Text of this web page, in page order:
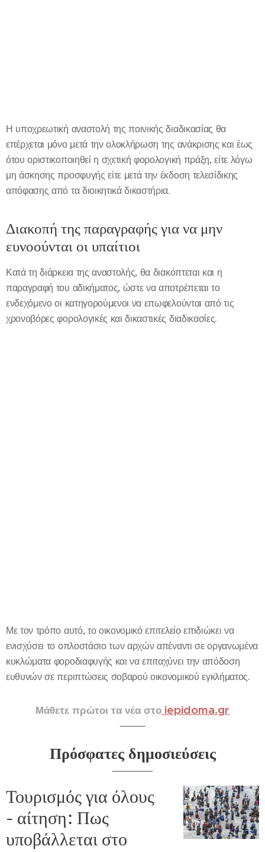
Η υποχρεωτική αναστολή της ποινικής διαδικασίας θα
επέρχεται μόνο μετά την ολοκλήρωση της ανάκρισης και έως
ότου οριστικοποιηθεί η σχετική φορολογική πράξη, είτε λόγω
μη άσκησης προσφυγής είτε μετά την έκδοση τελεσίδικης
απόφασης από τα διοικητικά δικαστήρια.
Διακοπή της παραγραφής για να μην
ευνοούνται οι υπαίτιοι
Κατά τη διάρκεια της αναστολής, θα διακόπτεται και η
παραγραφή του αδικήματος, ώστε να αποτρέπεται το
ενδεχόμενο οι κατηγορούμενοι να επωφελούνται από τις
χρονοβόρες φορολογικές και δικαστικές διαδικασίες.
Με τον τρόπο αυτό, το οικονομικό επιτελείο επιδιώκει να
ενισχύσει το οπλοστάσιο των αρχών απέναντι σε οργανωμένα
κυκλώματα φοροδιαφυγής και να επιταχύνει την απόδοση
ευθυνών σε περιπτώσεις σοβαρού οικονομικού εγκλήματος.
Μάθετε πρώτοι τα νέα στο iepidoma.gr
Πρόσφατες δημοσιεύσεις
Τουρισμός για όλους
- αίτηση: Πως
υποβάλλεται στο